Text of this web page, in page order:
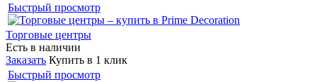
Быстрый просмотр
Торговые центры
Есть в наличии
Заказать Купить в 1 клик
Быстрый просмотр